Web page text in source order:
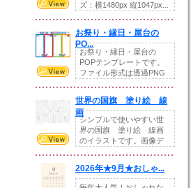
ズ：横1480px 縦1047px...
お祭り・縁日・屋台の
PO...
お祭り・縁日・屋台の
POPテンプレートです。
ファイル形式は透過PNG
世界の国旗 塗り絵 線
画
シンプルで使いやすい世
界の国旗 塗り絵 線画
のイラストです。画像デ
2026年★9月★おしゃ...